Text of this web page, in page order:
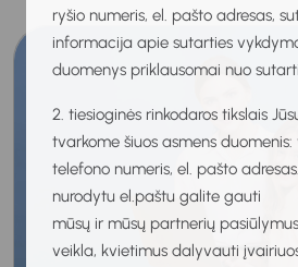
ryšio numeris, el. pašto adresas,
informacija apie sutarties
duomenys priklausomai nuo
2. tiesioginės rinkodaros tikslais
tvarkome šiuos asmens
telefono numeris, el. pašto
nurodytu el.paštu galite gauti
mūsų ir mūsų partnerių
veikla, kvietimus dalyvauti